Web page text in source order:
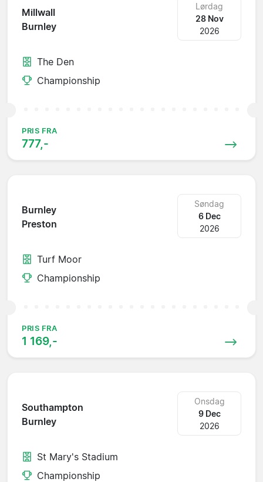
Millwall
Burnley
Lørdag
28 Nov
2026
The Den
Championship
PRIS FRA
777,-
Burnley
Preston
Søndag
6 Dec
2026
Turf Moor
Championship
PRIS FRA
1 169,-
Southampton
Burnley
Onsdag
9 Dec
2026
St Mary's Stadium
Championship